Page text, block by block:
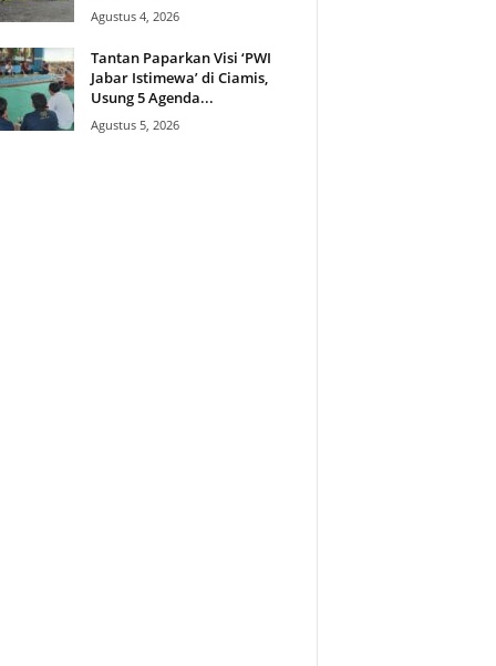
Agustus 4, 2026
Tantan Paparkan Visi ‘PWI
Jabar Istimewa’ di Ciamis,
Usung 5 Agenda...
Agustus 5, 2026